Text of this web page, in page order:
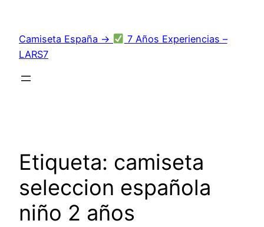
contenido
Camiseta España →
7 Años Experiencias –
LARS7
Etiqueta: camiseta
seleccion española
niño 2 años